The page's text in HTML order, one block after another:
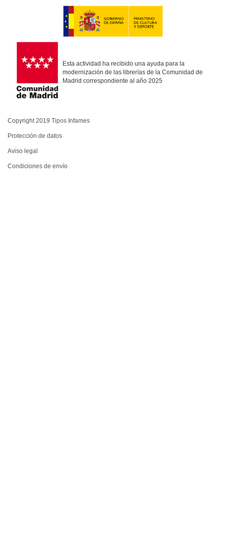
Esta actividad ha recibido una ayuda para la
modernización de las librerías de la Comunidad de
Madrid correspondiente al año 2025
Copyright 2019 Tipos Infames
Protección de datos
Aviso legal
Condiciones de envío